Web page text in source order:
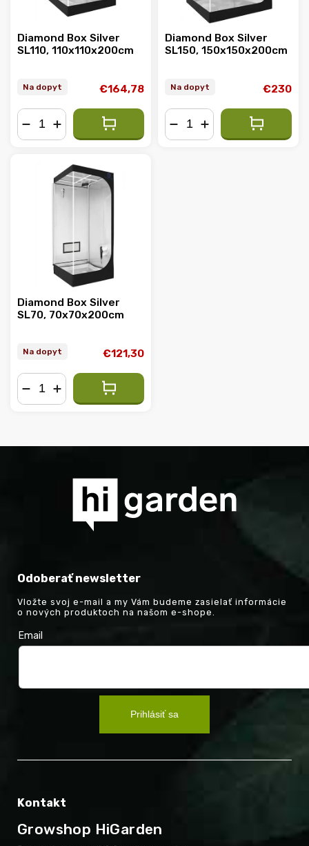
Diamond Box Silver
SL110, 110x110x200cm
Na dopyt €164,78
Diamond Box Silver
SL150, 150x150x200cm
Na dopyt €230
Diamond Box Silver
SL70, 70x70x200cm
Na dopyt €121,30
Odoberať newsletter
Vložte svoj e-mail a my Vám budeme zasielať informácie
o nových produktoch na našom e-shope.
Email
Prihlásiť sa
Kontakt
Growshop HiGarden